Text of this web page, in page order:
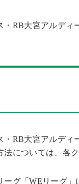
・RB大宮アルディ
・RB大宮アルデ
については、各
ーグ「WEリーグ